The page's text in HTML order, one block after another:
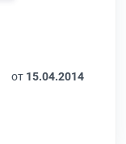
от 15.04.2014